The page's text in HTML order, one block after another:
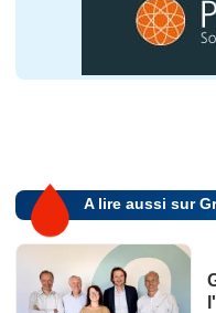
A lire aussi sur